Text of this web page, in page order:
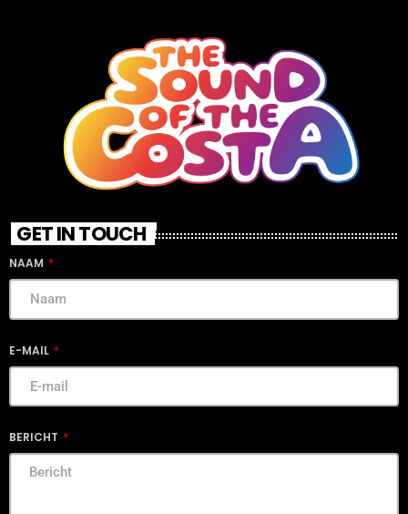
GET IN TOUCH
NAAM
E-MAIL
BERICHT